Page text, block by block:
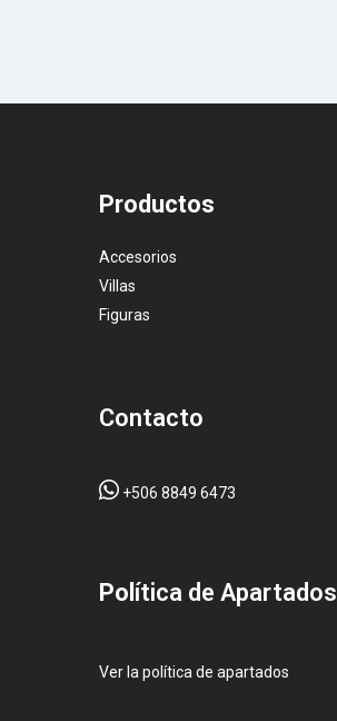
Productos
Accesorios
Villas
Figuras
Contacto
+506 8849 6473
Pol ítica de Apartados
Ver la política de apartados